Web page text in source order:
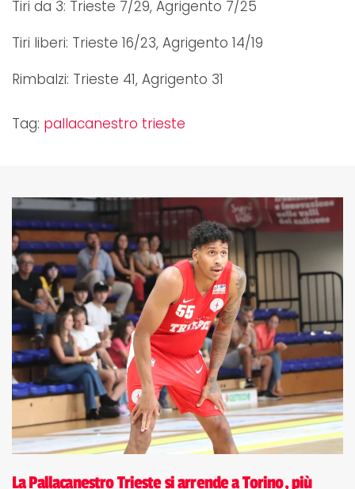
Tiri da 3: Trieste 7/29, Agrigento 7/25
Tiri liberi: Trieste 16/23, Agrigento 14/19
Rimbalzi: Trieste 41, Agrigento 31
Tag: pallacanestro trieste
La Pallacanestro Trieste si arrende a Torino, più